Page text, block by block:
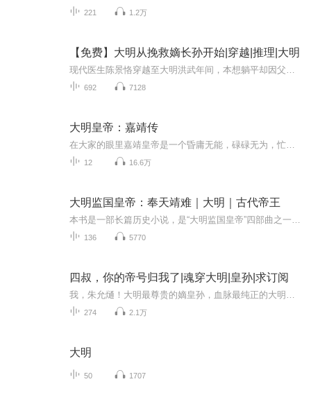
221 1.2万
【免费】大明从挽救嫡长孙开始|穿越|推理|大明
692 7128
大明皇帝：嘉靖传
12 16.6万
大明监国皇帝：奉天靖难｜大明｜古代帝王
136 5770
四叔，你的帝号归我了|魂穿大明|皇孙|求订阅
274 2.1万
大明
50 1707